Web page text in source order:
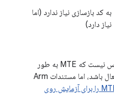
بازسازی نیاز ندارد (اما
دارد)
هیچ دستگاه تجاری در دسترس نیست که MTE به طور
پیش فرض در سال 2024 فعال باشد، اما مستندات Arm
که چگونه MTE را برای آزمایش روی